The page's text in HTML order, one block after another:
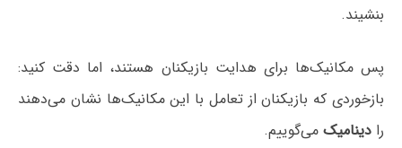
بنشیند.
پس مکانیک‌ها برای هدایت بازیکنان هستند، اما دقت کنید:
بازخوردی که بازیکنان از تعامل با این مکانیک‌ها نشان می‌دهند
را دینامیک می‌گوییم.